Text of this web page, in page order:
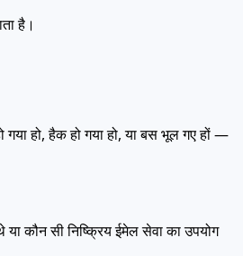
है।
हो, हैक हो गया हो, या बस भूल गए हों —
कौन सी निष्क्रिय ईमेल सेवा का उपयोग